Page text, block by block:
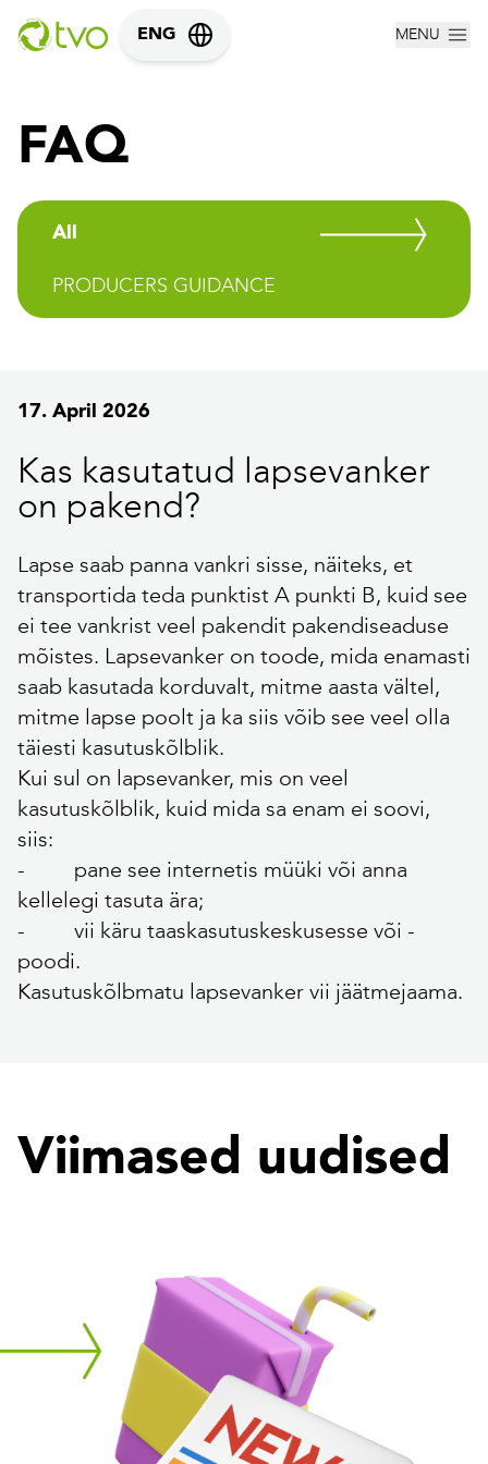
ENG MENU
FAQ
All
PRODUCERS GUIDANCE
17. April 2026
Kas kasutatud lapsevanker
on pakend?
Lapse saab panna vankri sisse, näiteks, et
transportida teda punktist A punkti B, kuid see
ei tee vankrist veel pakendit pakendiseaduse
mõistes. Lapsevanker on toode, mida enamasti
saab kasutada korduvalt, mitme aasta vältel,
mitme lapse poolt ja ka siis võib see veel olla
täiesti kasutuskõlblik.
Kui sul on lapsevanker, mis on veel
kasutuskõlblik, kuid mida sa enam ei soovi,
siis:
- pane see internetis müüki või anna
kellelegi tasuta ära;
- vii käru taaskasutuskeskusesse või -
poodi.
Kasutuskõlbmatu lapsevanker vii jäätmejaama.
Viimased uudised